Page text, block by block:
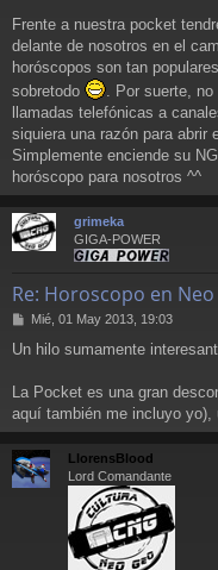
Frente a nuestra pocket
delante de nosotros en el
horóscopos son tan
sobretodo
. Por suerte,
llamadas telefónicas a
siquiera una razón para abrir
Simplemente enciende su
horóscopo para nosotros ^^
grimeka
GIGA-POWER
Re: Horoscopo en
M
n
a
e
Mié, 01 May 2013, 19:03
Un hilo sumamente
La Pocket es una gran
aquí también me incluyo yo),
LlorensBlood
Lord Comandante